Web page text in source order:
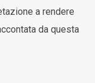
a rendere
da questa